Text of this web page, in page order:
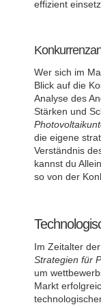
effizient
Wer sich im
Blick auf die
Analyse des
Stärken und
die eigene
Verständnis
kannst du
so von der
Im Zeitalter
Strategien für
um
Markt